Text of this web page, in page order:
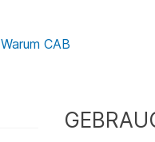
Warum CAB